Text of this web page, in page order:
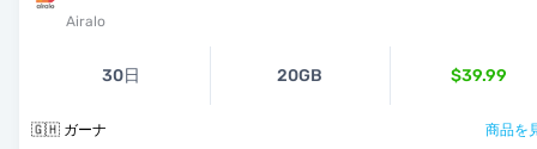
Airalo
30日 20GB $39.99
🇬🇭 ガーナ 商品を